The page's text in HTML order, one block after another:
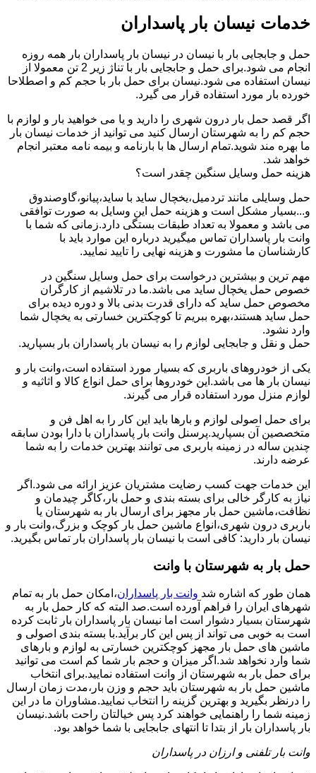
خدمات نیسان بار پاسداران
حمل و جابجایی بار با نیسان در نیسان بار پاسداران بار همه روزه
انجام می شود.برای حمل و جابجایی بار با تناژ زیر 2 تن معمولا از
نیسان استفاده می شود.نیسان برای حمل بار با حجم کم و اصطلاحا
خورده بار مورد استفاده قرار می گیرد.
اگر قصد حمل بار درون شهری را دارید و یا می خواهید بار و لوازم با
حجم کم را به شهرستان ارسال کنید می توانید از خدمات نیسان بار
ما بهره مند شوید.تمام ارسال ها با بارنامه و بیمه نامه معتبر انجام
خواهد شد.
هزینه حمل وسایل سنگین چقدر است؟
حمل وسایلی مانند تردمیل،یخچال ساید با ساید،پیانو،گاوصندوق
و...بسیار مشکل است و هزینه حمل این وسایل به صورت توافقی
می باشد و معمولا به تعداد طبقات بستگی دارد.زمانی که شما با
وانت بار پاسداران تماس میگیرید درباره این موارد باید با
کارشناسان ما مشورت و هزینه نهایی را تایید نمایید.
مهم ترین و بیشترین درخواست برای حمل وسایل سنگین در
خصوص حمل یخچال ساید می باشد.ما در تلاشیم از کارگران
مخصوص حمل ساید که دارای قدرت بدنی بالا و دوره دیده برای
حمل ساید هستند،بهره ببریم تا کوچکترین خسارتی به یخچال شما
وارد نشود.
حمل و نقل و جابجایی لوازم را به نیسان بار پاسداران بار بسپارید.
یکی از خودروهای باربری که بسیار مورد استفاده است،وانت بار و
نیسان بار ها می باشد.این خودروها برای حمل انواع کالا و اثاثیه و
لوازم منزل مورد استفاده قرار می گیرند.
برای حمل اصولی لوازم و بارها باید این کار را به اهل فن و
متخصصین آن بسپارید.پرسنل وانت بار پاسداران با دارا بودن سابقه
چندین ساله در زمینه باربری می توانند بهترین خدمات را به شما
عرضه دارند.
این خدمات جهت کسب رضایت مشتریان عزیز ارائه می شود.اگر
نیاز به کارگر خالی برای بسته بندی و حمل بار،کاگر چیدمان و
نظافت،ماشین حمل بار مجهز برای ارسال بار به شهرستان یا
باربری درون شهری،انواع ماشین حمل بار کوچک و بزرگ،وانت بار و
نیسان بار دارید: کافی است با نیسان بار پاسداران بار تماس بگیرید.
حمل بار به شهرستان با وانت
همان طور که اشاره شد وانت بار پاسداران،امکان حمل بار به تمام
شهرهای ایران را فراهم آورده است.صد البته که کار حمل بار به
شهرستان بسیار دشوار است اما نیسان بار پاسداران بار ثابت کرده
است به خوبی می تواند از پس این کار برآید.با بسته بندی اصولی و
ماشین های حمل بار مجهز کوچکترین خسارتی به لوازم و بارهای
شما وارد نخواهد شد.اگر میزان و حجم بار شما کم است می توانید
برای حمل بار به شهرستان از وانت استفاده نمایید.برای انتخاب
ماشین حمل بار به شهرستان باید حجم و وزن بار،مدت زمان ارسال
را درنظر بگیرید و بهترین گزینه را انتخاب نمایید.مشاوران ما در این
زمینه شما را راهنمایی خواهند کرد پس خیالتان راحت باشد.نیسان
بار پاسداران بار از بتدا تا انتهای جابجایی با شما خواهد بود.
وانت بار تلفنی و ارزان در پاسداران